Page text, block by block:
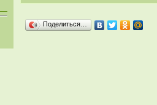
Поделиться…